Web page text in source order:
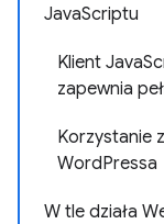
JavaScriptu
Klient
zapewnia
Korzystanie
WordPressa
W tle działa